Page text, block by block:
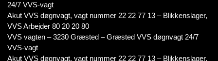
24/7 VVS-vagt
Akut VVS døgnvagt, vagt nummer 22 22 77 13 – Blikkenslager,
VVS Arbejder 80 20 20 80
VVS vagten – 3230 Græsted – Græsted VVS døgnvagt 24/7
VVS-vagt
Akut VVS døgnvagt, vagt nummer 22 22 77 13 – Blikkenslager,